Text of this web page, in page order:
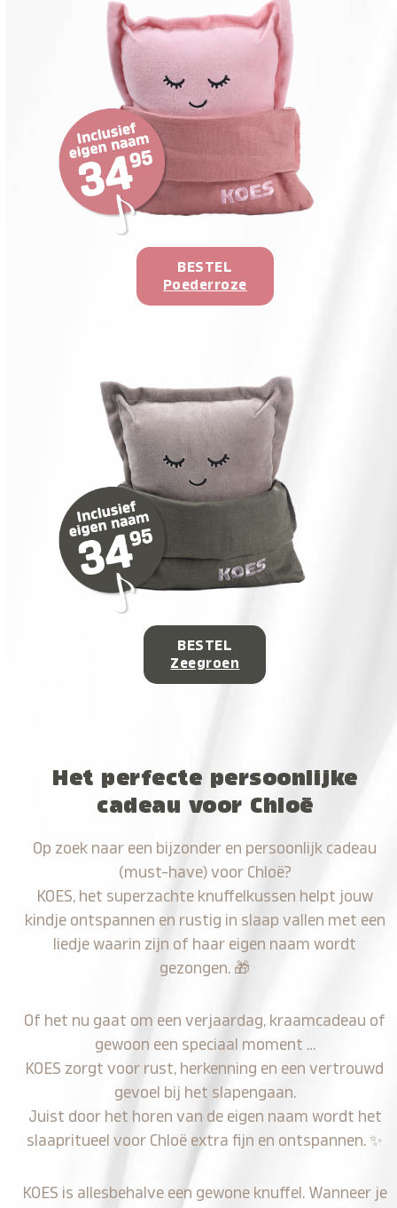
BESTEL
Poederroze
BESTEL
Zeegroen
Het perfecte persoonlijke
cadeau voor Chloë
Op zoek naar een bijzonder en persoonlijk cadeau
(must-have) voor Chloë?
KOES, het superzachte knuffelkussen helpt jouw
kindje ontspannen en rustig in slaap vallen met een
liedje waarin zijn of haar eigen naam wordt
gezongen. 🎁
Of het nu gaat om een verjaardag, kraamcadeau of
gewoon een speciaal moment …
KOES zorgt voor rust, herkenning en een vertrouwd
gevoel bij het slapengaan.
Juist door het horen van de eigen naam wordt het
slaapritueel voor Chloë extra fijn en ontspannen. ✨
KOES is allesbehalve een gewone knuffel. Wanneer je